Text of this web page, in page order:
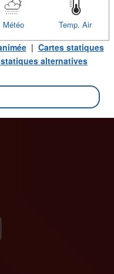
Temp. Air
Météo
| Cartes statiques
alternatives